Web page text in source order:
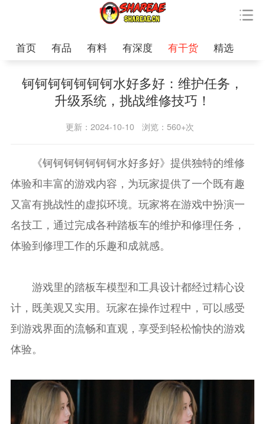
首页 有品 有料 有深度 有干货 精选
钶钶钶钶钶钶钶水好多好：维护任务，
升级系统，挑战维修技巧！
更新：2024-10-10 浏览：560+次
《钶钶钶钶钶钶钶水好多好》提供独特的维修
体验和丰富的游戏内容，为玩家提供了一个既有趣
又富有挑战性的虚拟环境。玩家将在游戏中扮演一
名技工，通过完成各种踏板车的维护和修理任务，
体验到修理工作的乐趣和成就感。
游戏里的踏板车模型和工具设计都经过精心设
计，既美观又实用。玩家在操作过程中，可以感受
到游戏界面的流畅和直观，享受到轻松愉快的游戏
体验。